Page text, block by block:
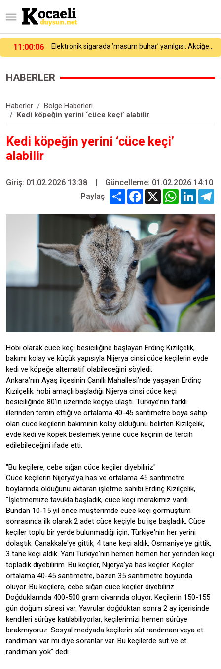
11:02:07 Darıca’ya 250 milyon liralık yatırım
HABERLER
Haberler
Bölge Haberleri
Kedi köpeğin yerini ‘cüce keçi’ alabilir
Kedi köpeğin yerini ‘cüce keçi’
alabilir
Giriş: 01.02.2026 13:38 |
Güncelleme: 01.02.2026 14:10
Paylaş
Share Facebook
X WhatsApp
Hobi olarak cüce keçi besiciliğine başlayan Erdinç Kızılçelik,
bakımı kolay ve küçük yapısıyla Nijerya cinsi cüce keçilerin evde
kedi ve köpeğe alternatif olabileceğini söyledi.
Ankara’nın Ayaş ilçesinin Çanıllı Mahallesi’nde yaşayan Erdinç
Kızılçelik, hobi amaçlı başladığı Nijerya cinsi cüce keçi
besiciliğinde 80’in üzerinde keçiye ulaştı. Türkiye’nin farklı
illerinden temin ettiği ve ortalama 40-45 santimetre boya sahip
olan cüce keçilerin bakımının kolay olduğunu belirten Kızılçelik,
evde kedi ve köpek beslemek yerine cüce keçinin de tercih
edilebileceğini ifade etti.
"Bu keçilere, cebe sığan cüce keçiler diyebiliriz"
Cüce keçilerin Nijerya’ya has ve ortalama 45 santimetre
boylarında olduğunu aktaran işletme sahibi Erdinç Kızılçelik,
"İşletmemize tavukla başladık, cüce keçi merakımız vardı.
Bundan 10-15 yıl önce müşterimde cüce keçi görmüştüm
sonrasında ilk olarak 2 adet cüce keçiyle bu işe başladık. Cüce
keçiler toplu bir yerde bulunmadığı için, Türkiye'nin her yerini
dolaştık. Çanakkale'ye gittik, 4 tane keçi aldık, Osmaniye'ye gittik,
3 tane keçi aldık. Yani Türkiye'nin hemen hemen her yerinden keçi
topladık diyebilirim. Bu keçiler, Nijerya'ya has keçiler. Keçiler
ortalama 40-45 santimetre, bazen 35 santimetre boyunda
oluyor. Bu keçilere, cebe sığan cüce keçiler diyebiliriz.
Doğduklarında 400-500 gram civarında oluyor. Keçilerin 150-155
gün doğum süresi var. Yavrular doğduktan sonra 2 ay içerisinde
kendileri sürüye katılabiliyorlar, keçilerimizi hemen sürüye
bırakmıyoruz. Sosyal medyada keçilerin süt randımanı veya et
randımanı var mı diye soranlar var. Bu keçilerde süt ve et
randımanı yok" dedi.